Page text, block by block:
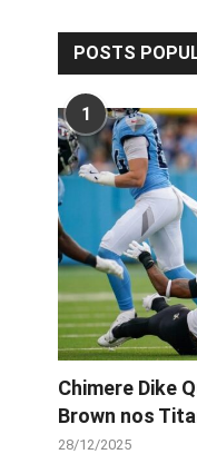
POSTS
1
Chimere Dike
Brown nos
28/12/2025